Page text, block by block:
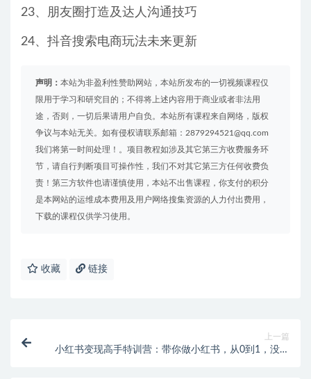
23、朋友圈打造及达人沟通技巧
24、抖音搜索电商玩法未来更新
声明： 本站为非盈利性赞助网站，本站所发布的一切视频课程仅
限用于学习和研究目的；不得将上述内容用于商业或者非法用
途，否则，一切后果请用户自负。本站所有课程来自网络，版权
争议与本站无关。如有侵权请联系邮箱：2879294521@qq.com
我们将第一时间处理！。项目教程如涉及其它第三方收费服务环
节，请自行判断项目可操作性，我们不对其它第三方任何收费负
责！第三方软件也请谨慎使用，本站不出售课程，你支付的积分
是本网站的运维成本费用及用户网络搜集资源的人力付出费用，
下载的课程仅供学习使用。
收藏 链接
上一篇
小红书变现高手特训营：带你做小红书，从0到1，没有